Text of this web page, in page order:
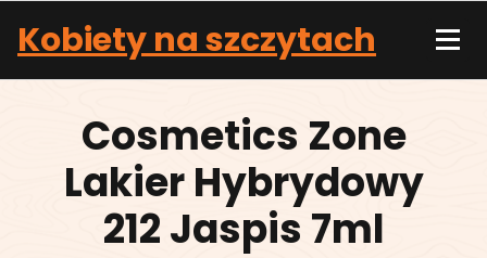
content
Kobiety na szczytach
Cosmetics Zone
Lakier Hybrydowy
212 Jaspis 7ml